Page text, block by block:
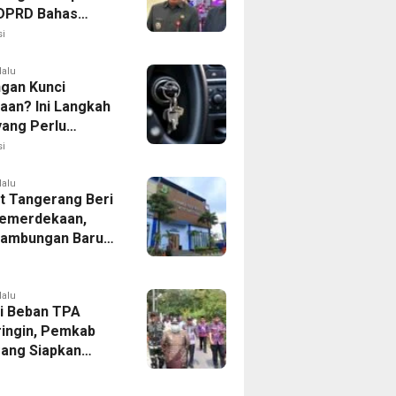
Bahas
KUA-PPAS
Kunci
Ini Langkah
Perlu
Tangerang Beri
Baru
Dipangkas
Beban TPA
Pemkab
Siapkan
di Tigaraksa